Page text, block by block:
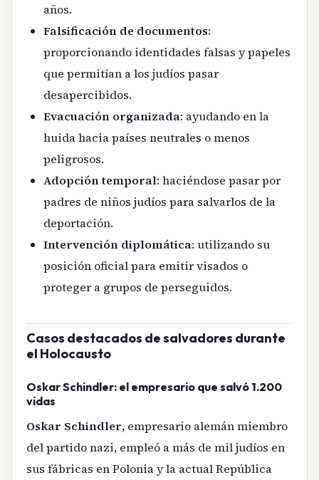
años.
Falsificación de documentos:
proporcionando identidades falsas y papeles
que permitían a los judíos pasar
desapercibidos.
Evacuación organizada: ayudando en la
huida hacia países neutrales o menos
peligrosos.
Adopción temporal: haciéndose pasar por
padres de niños judíos para salvarlos de la
deportación.
Intervención diplomática: utilizando su
posición oficial para emitir visados o
proteger a grupos de perseguidos.
Casos destacados de salvadores durante
el Holocausto
Oskar Schindler: el empresario que salvó 1.200
vidas
Oskar Schindler, empresario alemán miembro
del partido nazi, empleó a más de mil judíos en
sus fábricas en Polonia y la actual República